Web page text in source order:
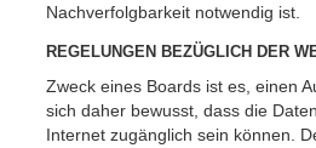
Nachverfolgbarkeit notwendig ist.
REGELUNGEN BEZÜGLICH DER
Zweck eines Boards ist es, einen
sich daher bewusst, dass die
Internet zugänglich sein können.